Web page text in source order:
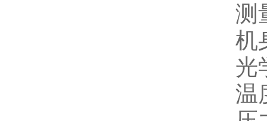
测
机
光
温